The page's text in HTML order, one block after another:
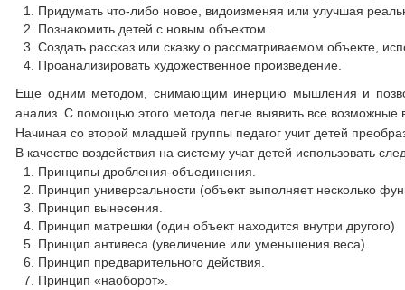
Придумать что-либо новое, видоизменяя или улучшая
Познакомить детей с новым объектом.
Создать рассказ или сказку о рассматриваемом объекте,
Проанализировать художественное произведение.
Еще одним методом, снимающим инерцию мышления и
анализ. С помощью этого метода легче выявить все
Начиная со второй младшей группы педагог учит детей
В качестве воздействия на систему учат детей использовать
Принципы дробления-объединения.
Принцип универсальности (объект выполняет несколько
Принцип вынесения.
Принцип матрешки (один объект находится внутри другого)
Принцип антивеса (увеличение или уменьшения веса).
Принцип предварительного действия.
Принцип «наоборот».